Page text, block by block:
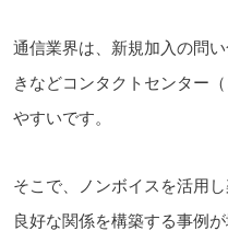
通信業界は、新規加入の問
きなどコンタクトセンター
やすいです。
そこで、ノンボイスを活用
良好な関係を構築する事例が